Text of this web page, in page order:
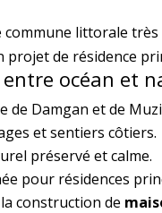
littorale très
projet de résidence
entre océan et
de Damgan et de
et sentiers côtiers.
préservé et calme.
pour résidences
construction de